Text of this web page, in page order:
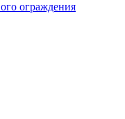
ограждения